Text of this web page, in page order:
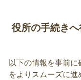
被保険者が亡くな
ぐために資格確認
庁舎または各出
などで細かくして
報のお知らせは返
障がい福祉
年金
役所の手続き
以下の情報を事前
をよりスムーズに進